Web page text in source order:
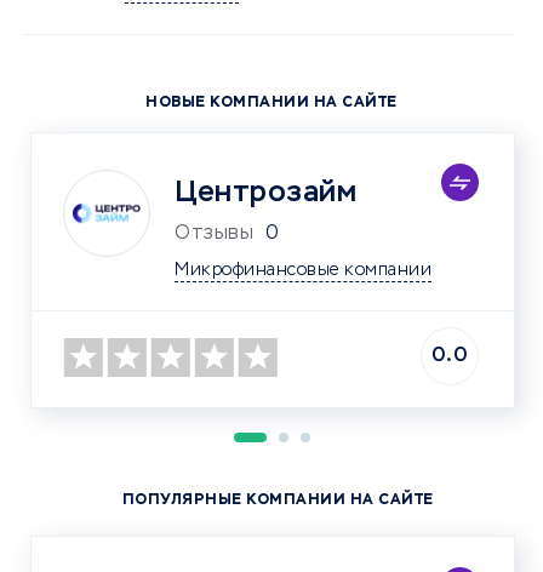
НОВЫЕ КОМПАНИИ НА САЙТЕ
Центрозайм
Отзывы 0
Микрофинансовые компании
0.0
ПОПУЛЯРНЫЕ КОМПАНИИ НА САЙТЕ